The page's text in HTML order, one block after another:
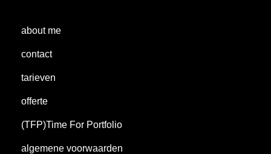
about me
contact
tarieven
offerte
(TFP)Time For Portfolio
algemene voorwaarden